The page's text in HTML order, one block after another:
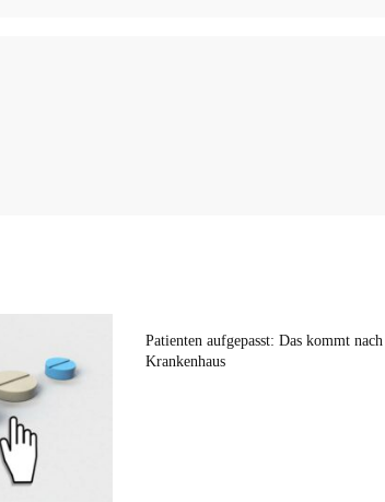
Patienten aufgepasst: Das kommt
Krankenhaus